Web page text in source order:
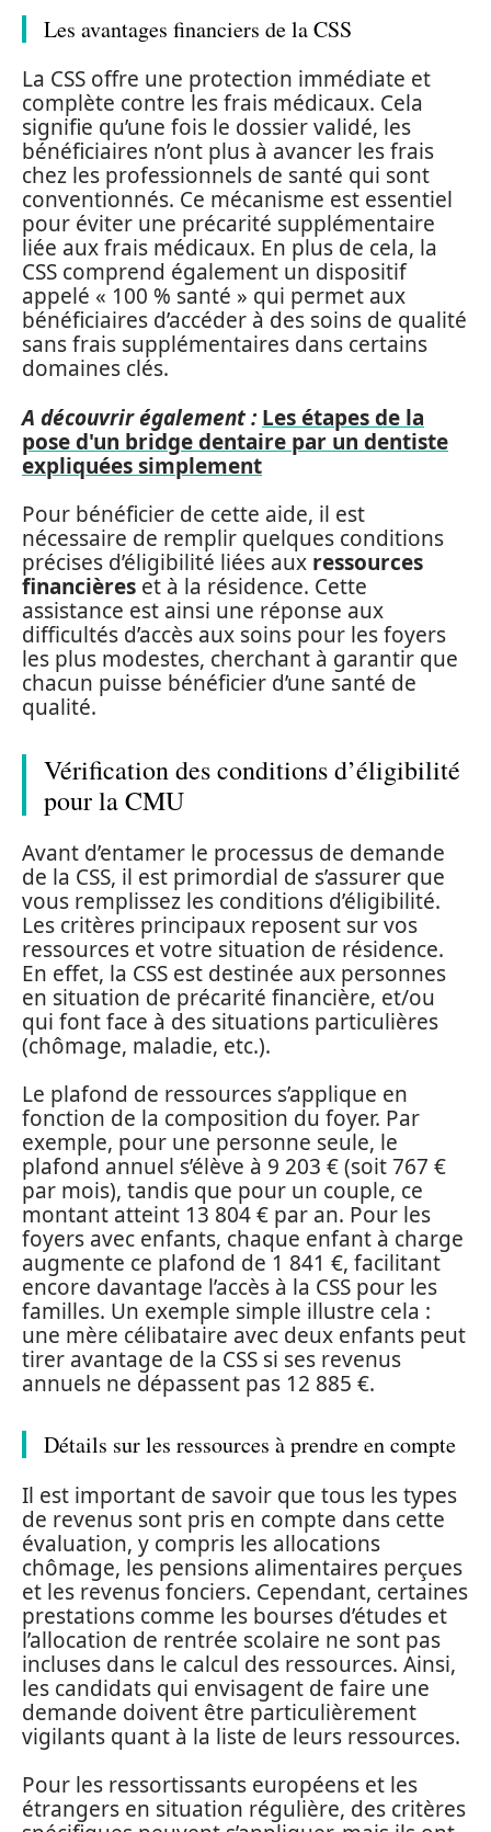
Les avantages financiers de la CSS
La CSS offre une protection immédiate et
complète contre les frais médicaux. Cela
signifie qu’une fois le dossier validé, les
bénéficiaires n’ont plus à avancer les frais
chez les professionnels de santé qui sont
conventionnés. Ce mécanisme est essentiel
pour éviter une précarité supplémentaire
liée aux frais médicaux. En plus de cela, la
CSS comprend également un dispositif
appelé « 100 % santé » qui permet aux
bénéficiaires d’accéder à des soins de qualité
sans frais supplémentaires dans certains
domaines clés.
A découvrir également : Les étapes de la
pose d'un bridge dentaire par un dentiste
expliquées simplement
Pour bénéficier de cette aide, il est
nécessaire de remplir quelques conditions
précises d’éligibilité liées aux ressources
financières et à la résidence. Cette
assistance est ainsi une réponse aux
difficultés d’accès aux soins pour les foyers
les plus modestes, cherchant à garantir que
chacun puisse bénéficier d’une santé de
qualité.
Vérification des conditions d’éligibilité
pour la CMU
Avant d’entamer le processus de demande
de la CSS, il est primordial de s’assurer que
vous remplissez les conditions d’éligibilité.
Les critères principaux reposent sur vos
ressources et votre situation de résidence.
En effet, la CSS est destinée aux personnes
en situation de précarité financière, et/ou
qui font face à des situations particulières
(chômage, maladie, etc.).
Le plafond de ressources s’applique en
fonction de la composition du foyer. Par
exemple, pour une personne seule, le
plafond annuel s’élève à 9 203 € (soit 767 €
par mois), tandis que pour un couple, ce
montant atteint 13 804 € par an. Pour les
foyers avec enfants, chaque enfant à charge
augmente ce plafond de 1 841 €, facilitant
encore davantage l’accès à la CSS pour les
familles. Un exemple simple illustre cela :
une mère célibataire avec deux enfants peut
tirer avantage de la CSS si ses revenus
annuels ne dépassent pas 12 885 €.
Détails sur les ressources à prendre en compte
Il est important de savoir que tous les types
de revenus sont pris en compte dans cette
évaluation, y compris les allocations
chômage, les pensions alimentaires perçues
et les revenus fonciers. Cependant, certaines
prestations comme les bourses d’études et
l’allocation de rentrée scolaire ne sont pas
incluses dans le calcul des ressources. Ainsi,
les candidats qui envisagent de faire une
demande doivent être particulièrement
vigilants quant à la liste de leurs ressources.
Pour les ressortissants européens et les
étrangers en situation régulière, des critères